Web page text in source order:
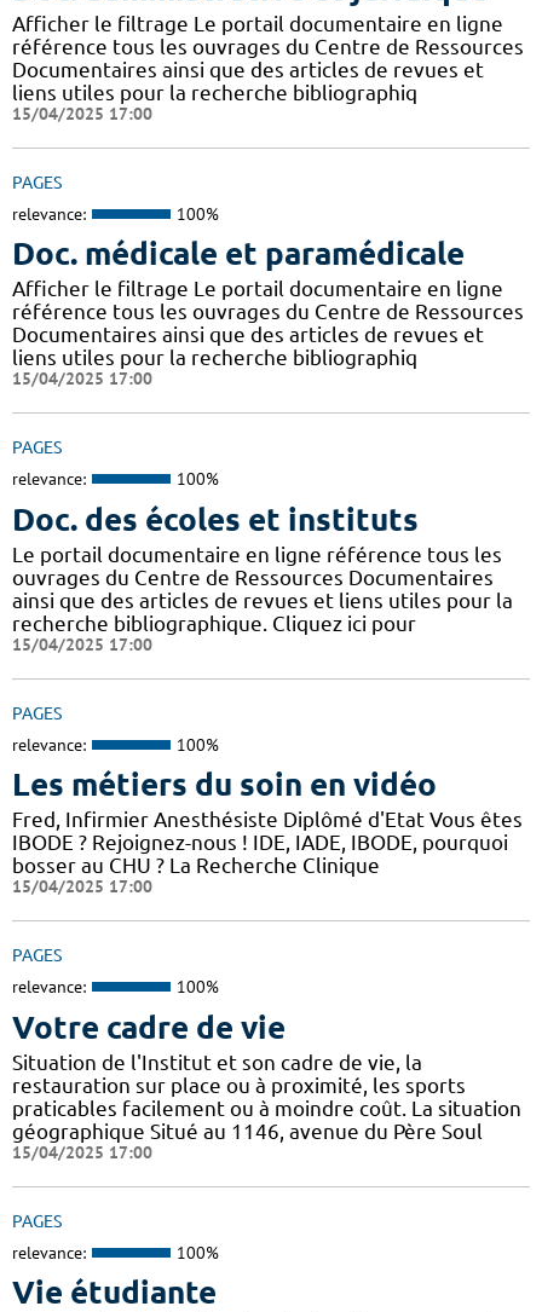
Afficher le filtrage Le portail documentaire en ligne
référence tous les ouvrages du Centre de Ressources
Documentaires ainsi que des articles de revues et
liens utiles pour la recherche bibliographiq
15/04/2025 17:00
PAGES
relevance: 100%
Doc. médicale et paramédicale
Afficher le filtrage Le portail documentaire en ligne
référence tous les ouvrages du Centre de Ressources
Documentaires ainsi que des articles de revues et
liens utiles pour la recherche bibliographiq
15/04/2025 17:00
PAGES
relevance: 100%
Doc. des écoles et instituts
Le portail documentaire en ligne référence tous les
ouvrages du Centre de Ressources Documentaires
ainsi que des articles de revues et liens utiles pour la
recherche bibliographique. Cliquez ici pour
15/04/2025 17:00
PAGES
relevance: 100%
Les métiers du soin en vidéo
Fred, Infirmier Anesthésiste Diplômé d'Etat Vous êtes
IBODE ? Rejoignez-nous ! IDE, IADE, IBODE, pourquoi
bosser au CHU ? La Recherche Clinique
15/04/2025 17:00
PAGES
relevance: 100%
Votre cadre de vie
Situation de l'Institut et son cadre de vie, la
restauration sur place ou à proximité, les sports
praticables facilement ou à moindre coût. La situation
géographique Situé au 1146, avenue du Père Soul
15/04/2025 17:00
PAGES
relevance: 100%
Vie étudiante